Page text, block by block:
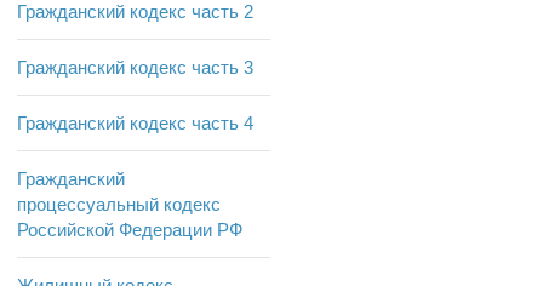
Гражданский кодекс часть 2
Гражданский кодекс часть 3
Гражданский кодекс часть 4
Гражданский
процессуальный кодекс
Российской Федерации РФ